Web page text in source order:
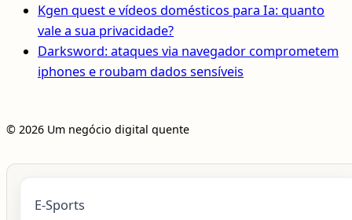
Kgen quest e vídeos domésticos para Ia: quanto
vale a sua privacidade?
Darksword: ataques via navegador comprometem
iphones e roubam dados sensíveis
© 2026 Um negócio digital quente
E-Sports